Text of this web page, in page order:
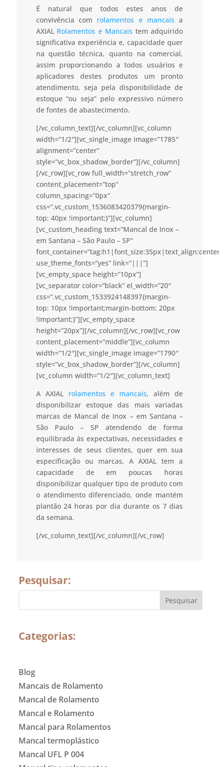
É natural que todos estes anos de
convivência com rolamentos e mancais a
AXIAL Rolamentos e Mancais tem adquirido
significativa experiência e, capacidade quer
na questão técnica, quanto na comercial,
assim proporcionando a todos usuários e
aplicadores destes produtos um pronto
atendimento, seja pela disponibilidade de
estoque “ou seja” pelo expressivo número
de fontes de abastecimento.
[/vc_column_text][/vc_column][vc_column
width=”1/2″][vc_single_image image=”1785″
alignment=”center”
style=”vc_box_shadow_border”][/vc_column]
[/vc_row][vc_row full_width=”stretch_row”
content_placement=”top”
column_spacing=”0px”
css=”.vc_custom_1536083420379{margin-
top: 40px !important;}”][vc_column]
[vc_custom_heading text=”Mancal de Inox –
em Santana – São Paulo – SP”
use_theme_fonts=”yes” link=”|||”]
[vc_empty_space height=”10px”]
[vc_separator color=”black” el_width=”20″
css=”.vc_custom_1533924148397{margin-
top: 10px !important;margin-bottom: 20px
!important;}”][vc_empty_space
height=”20px”][/vc_column][/vc_row][vc_row
content_placement=”middle”][vc_column
width=”1/2″][vc_single_image image=”1790″
style=”vc_box_shadow_border”][/vc_column]
[vc_column width=”1/2″][vc_column_text]
A AXIAL rolamentos e mancais, além de
disponibilizar estoque das mais variadas
marcas de Mancal de Inox – em Santana –
São Paulo – SP atendendo de forma
equilibrada às expectativas, necessidades e
interesses de seus clientes, quer em sua
especificação ou marcas, A AXIAL tem a
capacidade de em poucas horas
disponibilizar qualquer tipo de produto com
o atendimento diferenciado, onde mantém
plantão 24 horas por dia durante os 7 dias
da semana.
[/vc_column_text][/vc_column][/vc_row]
Pesquisar:
Categorias:
Blog
Mancais de Rolamento
Mancal de Rolamento
Mancal e Rolamento
Mancal para Rolamentos
Mancal termoplástico
Mancal UFL P 004